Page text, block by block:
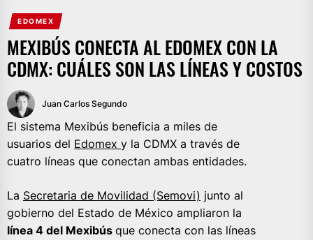
EDOMEX
MEXIBÚS CONECTA AL EDOMEX CON LA
CDMX: CUÁLES SON LAS LÍNEAS Y COSTOS
Juan Carlos Segundo
El sistema Mexibús beneficia a miles de
usuarios del Edomex y la CDMX a través de
cuatro líneas que conectan ambas entidades.
La Secretaria de Movilidad (Semovi) junto al
gobierno del Estado de México ampliaron la
línea 4 del Mexibús que conecta con las líneas